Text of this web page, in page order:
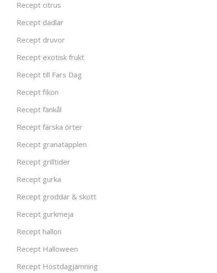
Recept citrus
Recept dadlar
Recept druvor
Recept exotisk frukt
Recept till Fars Dag
Recept fikon
Recept fänkål
Recept färska örter
Recept granatäpplen
Recept grilltider
Recept gurka
Recept groddar & skott
Recept gurkmeja
Recept hallon
Recept Halloween
Recept Höstdagjämning